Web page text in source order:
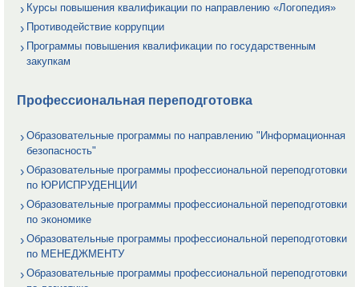
Курсы повышения квалификации по направлению «Логопедия»
Противодействие коррупции
Программы повышения квалификации по государственным
закупкам
Профессиональная переподготовка
Образовательные программы по направлению "Информационная
безопасность"
Образовательные программы профессиональной переподготовки
по ЮРИСПРУДЕНЦИИ
Образовательные программы профессиональной переподготовки
по экономике
Образовательные программы профессиональной переподготовки
по МЕНЕДЖМЕНТУ
Образовательные программы профессиональной переподготовки